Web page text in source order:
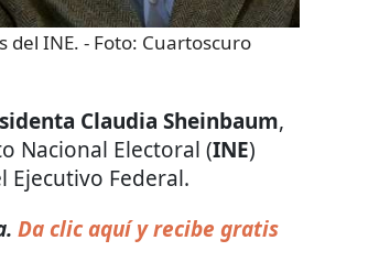
del INE. - Foto: Cuartoscuro
Claudia Sheinbaum,
Nacional Electoral (INE)
Federal.
Da clic aquí y recibe gratis